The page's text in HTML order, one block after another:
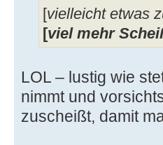
[vielleicht etwas
[viel mehr
LOL – lustig wie
nimmt und
zuscheißt, damit